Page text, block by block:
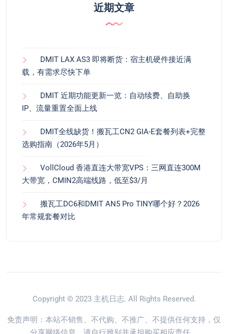
近期文章
DMIT LAX AS3 即将断货：宿主机硬件接近满
载，有需求尽快下单
DMIT 近期功能更新一览：自动续费、自助换
IP、流量重置全面上线
DMIT全线缺货！搬瓦工CN2 GIA-E套餐列表+完整
选购指南（2026年5月）
VollCloud 香港直连大带宽VPS：三网直连300M
大带宽，CMIN2高端线路，低至$3/月
搬瓦工DC6和DMIT AN5 Pro TINY哪个好？2026
年常规套餐对比
Copyright © 2023 主机日志. All Rights Reserved.
免责声明：本站不销售、不代购、不推广、不提供任何支持，仅